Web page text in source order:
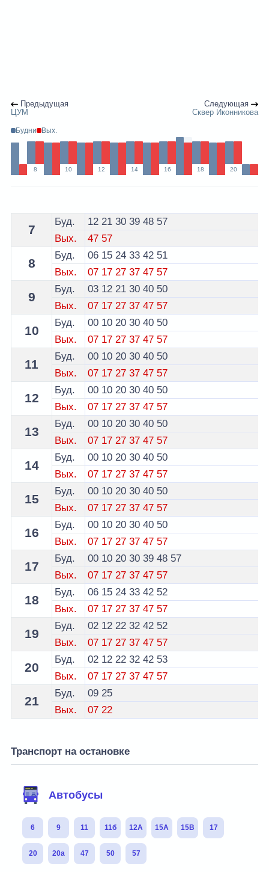
Предыдущая
ЦУМ
Следующая
Сквер Иконникова
Будни Вых.
8 10 12 14 16 18 20
Расписание 10 маршрутки Брест по остановке Ленина
7
Буд. 12 21 30 39 48 57
Вых.
47 57
8
Буд. 06 15 24 33 42 51
Вых.
07 17 27 37 47 57
9
Буд. 03 12 21 30 40 50
Вых.
07 17 27 37 47 57
10
Буд. 00 10 20 30 40 50
Вых.
07 17 27 37 47 57
11
Буд. 00 10 20 30 40 50
Вых.
07 17 27 37 47 57
12
Буд. 00 10 20 30 40 50
Вых.
07 17 27 37 47 57
13
Буд. 00 10 20 30 40 50
Вых.
07 17 27 37 47 57
14
Буд. 00 10 20 30 40 50
Вых.
07 17 27 37 47 57
15
Буд. 00 10 20 30 40 50
Вых.
07 17 27 37 47 57
16
Буд. 00 10 20 30 40 50
Вых.
07 17 27 37 47 57
17
Буд. 00 10 20 30 39 48 57
Вых.
07 17 27 37 47 57
18
Буд. 06 15 24 33 42 52
Вых.
07 17 27 37 47 57
19
Буд. 02 12 22 32 42 52
Вых.
07 17 27 37 47 57
20
Буд. 02 12 22 32 42 53
Вых.
07 17 27 37 47 57
21
Буд. 09 25
Вых.
07 22
Транспорт на остановке
Автобусы
6 9 11 11б 12А 15А 15В 17
20 20а 47 50 57